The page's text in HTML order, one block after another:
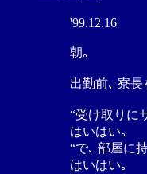
'99.12.16
朝｡
出勤前､ 寮長
“受け取りに
はいはい｡
“で､ 部屋に
はいはい｡